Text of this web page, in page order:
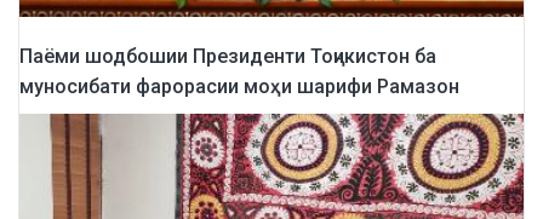
Паёми шодбошии Президенти Тоҷикистон ба
муносибати фарорасии моҳи шарифи Рамазон